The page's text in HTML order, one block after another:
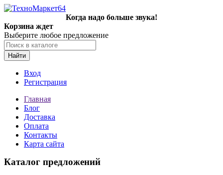
Когда надо больше звука!
Корзина ждет
Выберите любое предложение
Найти
Вход
Регистрация
Главная
Блог
Доставка
Оплата
Контакты
Карта сайта
Каталог предложений